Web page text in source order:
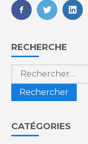
FaceBook
Twitter
Blog
sidebar
RECHERCHE
Rechercher :
CATÉGORIES